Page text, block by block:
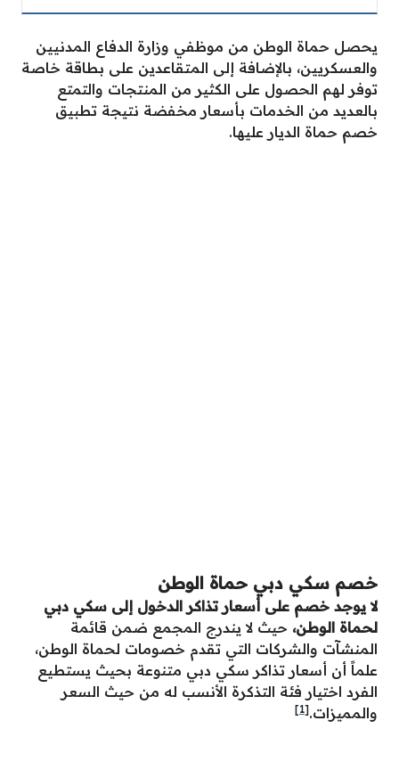
يحصل حماة الوطن من موظفي وزارة الدفاع المدنيين
والعسكريين، بالإضافة إلى المتقاعدين على بطاقة خاصة
توفر لهم الحصول على الكثير من المنتجات والتمتع
بالعديد من الخدمات بأسعار مخفضة نتيجة تطبيق
خصم حماة الديار عليها.
خصم سكي دبي حماة الوطن
لا يوجد خصم على أسعار تذاكر الدخول إلى سكي دبي
لحماة الوطن، حيث لا يندرج المجمع ضمن قائمة
المنشآت والشركات التي تقدم خصومات لحماة الوطن،
علماً أن أسعار تذاكر سكي دبي متنوعة بحيث يستطيع
الفرد اختيار فئة التذكرة الأنسب له من حيث السعر
والمميزات.[1]